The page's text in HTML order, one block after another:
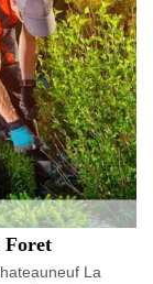
Foret
La